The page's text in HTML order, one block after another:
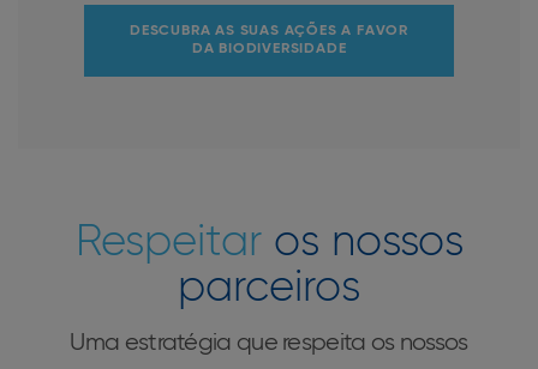
DESCUBRA AS SUAS AÇÕES A FAVOR
DA BIODIVERSIDADE
Respeitaros nossos
parceiros
Uma estratégia que respeita os nossos